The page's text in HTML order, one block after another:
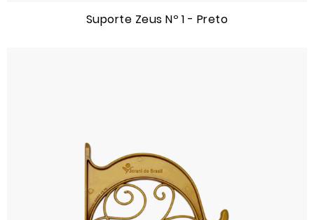
Suporte Zeus Nº 1 - Preto